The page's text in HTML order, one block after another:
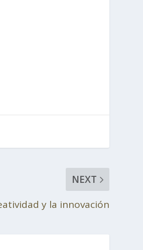
NEXT
y la innovación